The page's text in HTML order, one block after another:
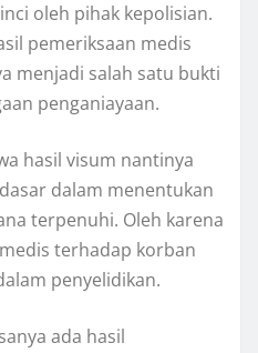
oleh pihak kepolisian.
pemeriksaan medis
menjadi salah satu bukti
penganiayaan.
hasil visum nantinya
dalam menentukan
terpenuhi. Oleh karena
terhadap korban
penyelidikan.
ada hasil